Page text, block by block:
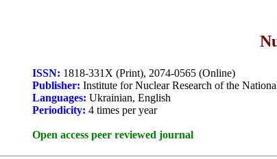
ISSN: 1818-331X (Print), 2074-0565 (Online)
Publisher: Institute for Nuclear Research of the
Languages: Ukrainian, English
Periodicity: 4 times per year
Open access peer reviewed journal